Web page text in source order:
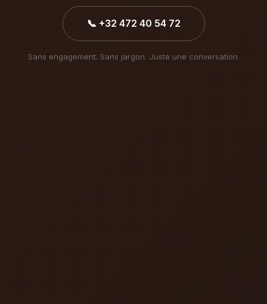
📞 +32 472 40 54 72
Sans engagement. Sans jargon. Juste une conversation.